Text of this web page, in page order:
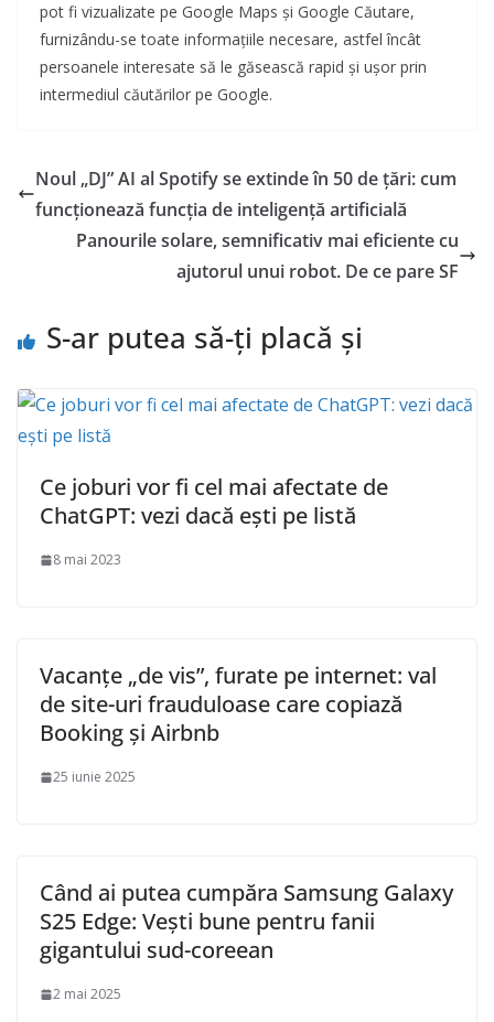
pot fi vizualizate pe Google Maps și Google Căutare,
furnizându-se toate informațiile necesare, astfel încât
persoanele interesate să le găsească rapid și ușor prin
intermediul căutărilor pe Google.
Noul „DJ” AI al Spotify se extinde în 50 de țări: cum
funcționează funcția de inteligență artificială
Panourile solare, semnificativ mai eficiente cu
ajutorul unui robot. De ce pare SF
S-ar putea să-ți placă și
Ce joburi vor fi cel mai afectate de
ChatGPT: vezi dacă ești pe listă
8 mai 2023
Vacanțe „de vis”, furate pe internet: val
de site-uri frauduloase care copiază
Booking și Airbnb
25 iunie 2025
Când ai putea cumpăra Samsung Galaxy
S25 Edge: Vești bune pentru fanii
gigantului sud-coreean
2 mai 2025